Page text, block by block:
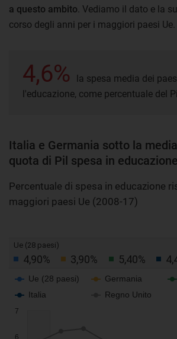
a questo ambito . Vediamo il dato e la
corso degli anni per i maggiori paesi Ue.
4,6%
la spesa media dei
l'educazione, come percentuale del
Italia e Germania sotto la
quota di Pil spesa in educazione
Percentuale di spesa in educazione
maggiori paesi Ue (2008-17)